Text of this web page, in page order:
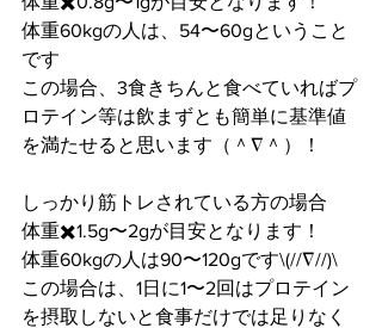
体重60kgの人は、54〜60gということ
です
この場合、3食きちんと食べていればプ
ロテイン等は飲まずとも簡単に基準値
を満たせると思います（＾∇＾）！
しっかり筋トレされている方の場合
体重✖️1.5g〜2gが目安となります！
体重60kgの人は90〜120gです\(//∇//)\
この場合は、1日に1〜2回はプロテイン
を摂取しないと食事だけでは足りなく